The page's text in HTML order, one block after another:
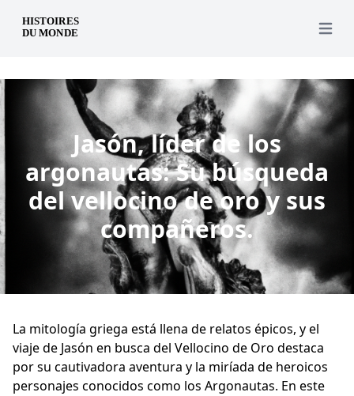
es Open
Jasón, líder de los
argonautas: Su búsqueda
del vellocino de oro y sus
compañeros.
La mitología griega está llena de relatos épicos, y el
viaje de Jasón en busca del Vellocino de Oro destaca
por su cautivadora aventura y la miríada de heroicos
personajes conocidos como los Argonautas. En este